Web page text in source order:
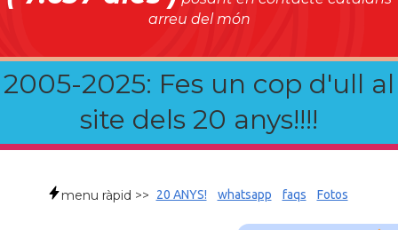
arreu del món
2005-2025: Fes un cop d'ull al
site dels 20 anys!!!!
menu ràpid >> 20 ANYS! whatsapp faqs Fotos